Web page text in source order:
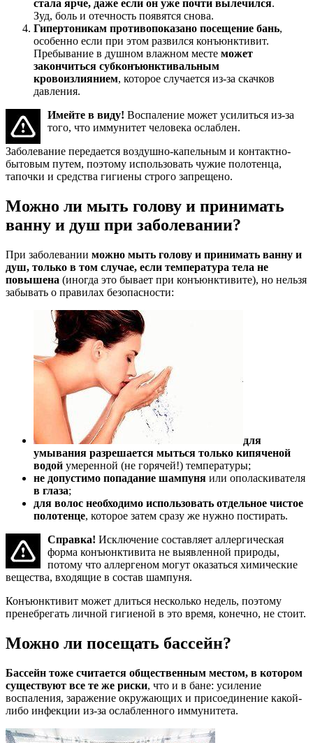
стала ярче, даже если он уже почти вылечился.
Зуд, боль и отечность появятся снова.
Гипертоникам противопоказано посещение бань,
особенно если при этом развился конъюнктивит.
Пребывание в душном влажном месте может
закончиться субконъюнктивальным
кровоизлиянием, которое случается из-за скачков
давления.
Имейте в виду! Воспаление может усилиться из-за
того, что иммунитет человека ослаблен.
Заболевание передается воздушно-капельным и контактно-
бытовым путем, поэтому использовать чужие полотенца,
тапочки и средства гигиены строго запрещено.
Можно ли мыть голову и принимать
ванну и душ при заболевании?
При заболевании можно мыть голову и принимать ванну и
душ, только в том случае, если температура тела не
повышена (иногда это бывает при конъюнктивите), но нельзя
забывать о правилах безопасности:
для
умывания разрешается мыться только кипяченой
водой умеренной (не горячей!) температуры;
не допустимо попадание шампуня или ополаскивателя
в глаза;
для волос необходимо использовать отдельное чистое
полотенце, которое затем сразу же нужно постирать.
Справка! Исключение составляет аллергическая
форма конъюнктивита не выявленной природы,
потому что аллергеном могут оказаться химические
вещества, входящие в состав шампуня.
Конъюнктивит может длиться несколько недель, поэтому
пренебрегать личной гигиеной в это время, конечно, не стоит.
Можно ли посещать бассейн?
Бассейн тоже считается общественным местом, в котором
существуют все те же риски, что и в бане: усиление
воспаления, заражение окружающих и присоединение какой-
либо инфекции из-за ослабленного иммунитета.